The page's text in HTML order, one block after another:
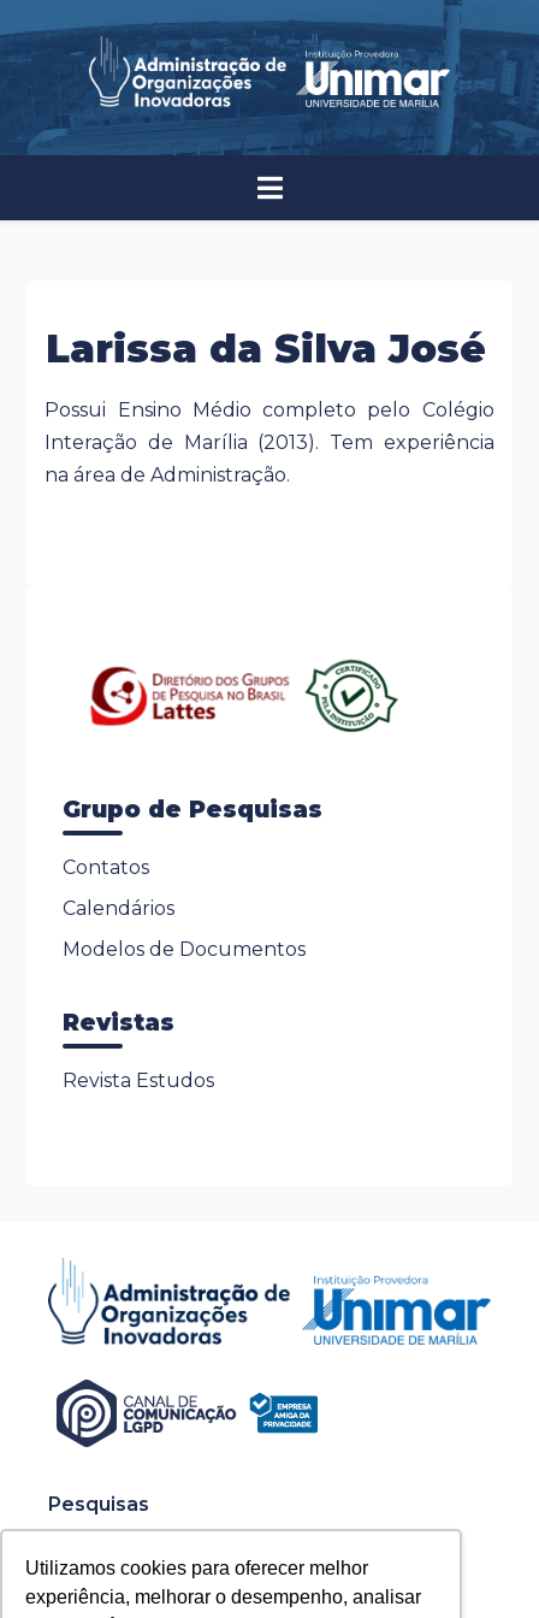
Utilizamos cookies para oferecer melhor
experiência, melhorar o desempenho, analisar
Larissa da Silva José
Possui Ensino Médio completo pelo Colégio
Interação de Marília (2013). Tem experiência
na área de Administração.
Grupo de Pesquisas
Contatos
Calendários
Modelos de Documentos
Revistas
Revista Estudos
Pesquisas
Artefatos